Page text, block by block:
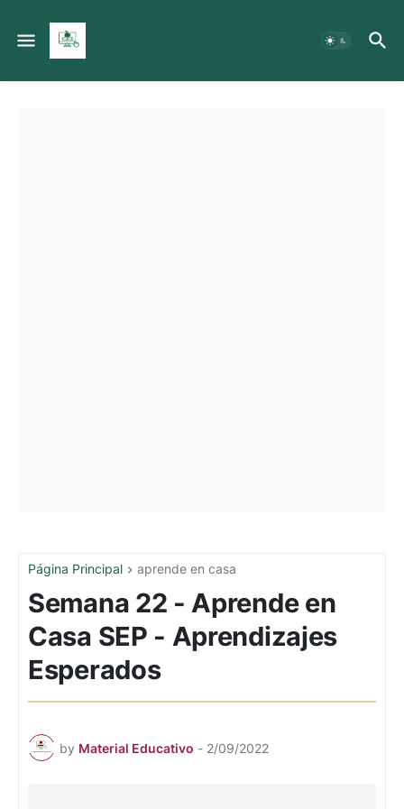
Página Principal aprende en casa
Semana 22 - Aprende en
Casa SEP - Aprendizajes
Esperados
by Material Educativo - 2/09/2022